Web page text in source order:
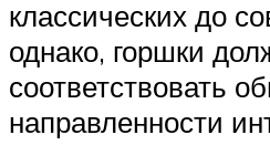
классических до
однако, горшки
соответствовать
направленности